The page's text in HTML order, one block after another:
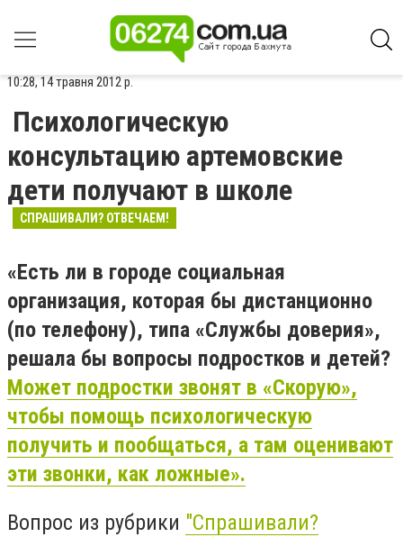
10:28, 14 травня 2012 р.
Психологическую
консультацию артемовские
дети получают в школе
СПРАШИВАЛИ? ОТВЕЧАЕМ!
«Есть ли в городе социальная
организация, которая бы дистанционно
(по телефону), типа «Службы доверия»,
решала бы вопросы подростков и детей?
Может подростки звонят в «Скорую»,
чтобы помощь психологическую
получить и пообщаться, а там оценивают
эти звонки, как ложные».
Вопрос из рубрики "Спрашивали?